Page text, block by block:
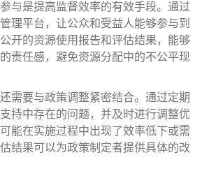
与是提高监督效率的有效手段。通过
理平台，让公众和受益人能够参与到
开的资源使用报告和评估结果，能够
责任感，避免资源分配中的不公平现
需要与政策调整紧密结合。通过定期
持中存在的问题，并及时进行调整优
能在实施过程中出现了效率低下或需
结果可以为政策制定者提供具体的改